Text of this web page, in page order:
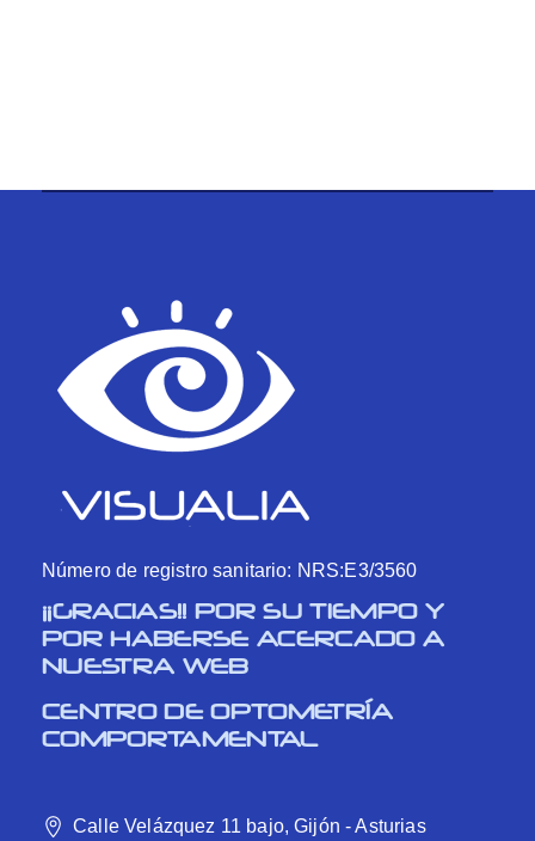
Número de registro sanitario: NRS:E3/3560
¡¡GRACIAS!! POR SU TIEMPO Y
POR HABERSE ACERCADO A
NUESTRA WEB
CENTRO DE OPTOMETRÍA
COMPORTAMENTAL
Calle Velázquez 11 bajo, Gijón - Asturias